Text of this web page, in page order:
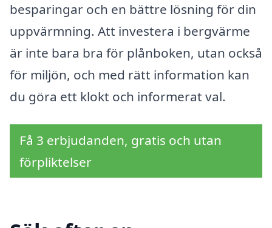
besparingar och en bättre lösning för din
uppvärmning. Att investera i bergvärme
är inte bara bra för plånboken, utan också
för miljön, och med rätt information kan
du göra ett klokt och informerat val.
Få 3 erbjudanden, gratis och utan
förpliktelser